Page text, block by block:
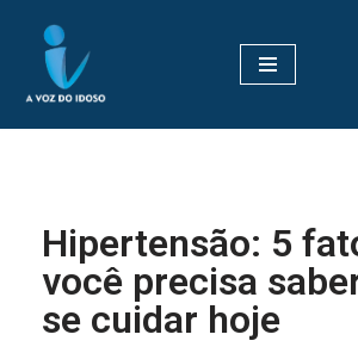
Pular
para
Hipertensão: 5
você precisa
se cuidar hoje